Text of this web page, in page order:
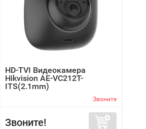
HD-TVI Видеокамера
Hikvision AE-VC212T-
ITS(2.1mm)
Звоните
Звоните!